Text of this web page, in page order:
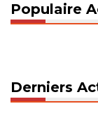
Populaire
Derniers